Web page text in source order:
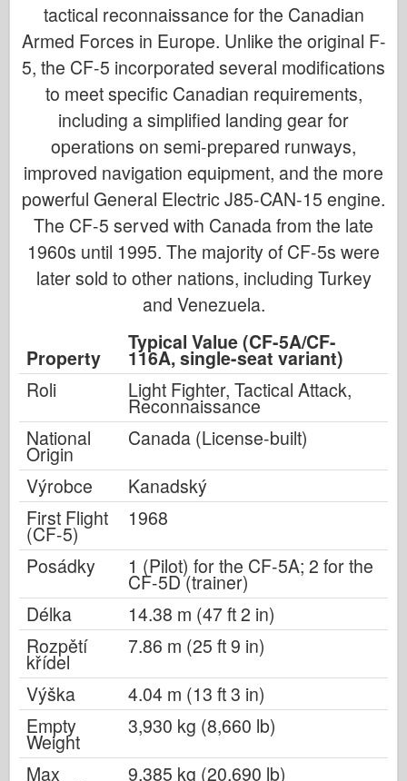
tactical reconnaissance for the Canadian
Armed Forces in Europe. Unlike the original F-
5, the CF-5 incorporated several modifications
to meet specific Canadian requirements,
including a simplified landing gear for
operations on semi-prepared runways,
improved navigation equipment, and the more
powerful General Electric J85-CAN-15 engine.
The CF-5 served with Canada from the late
1960s until 1995. The majority of CF-5s were
later sold to other nations, including Turkey
and Venezuela.
Property
Typical Value (CF-5A/CF-
116A, single-seat variant)
Roli
Light Fighter, Tactical Attack,
Reconnaissance
National
Origin
Canada (License-built)
Výrobce
Kanadský
First Flight
(CF-5)
1968
Posádky
1 (Pilot) for the CF-5A; 2 for the
CF-5D (trainer)
Délka
14.38 m (47 ft 2 in)
Rozpětí
křídel
7.86 m (25 ft 9 in)
Výška
4.04 m (13 ft 3 in)
Empty
Weight
3,930 kg (8,660 lb)
Max
9,385 kg (20,690 lb)